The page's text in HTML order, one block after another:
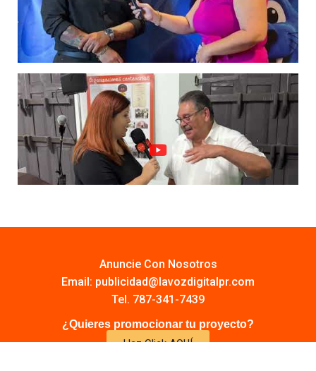
Anuncie Con Nosotros
Email: publicidad@lavozdigitalpr.com
Tel. 787-341-7439
¿Quieres promocionar tu proyecto?
Haz Click AQUÍ